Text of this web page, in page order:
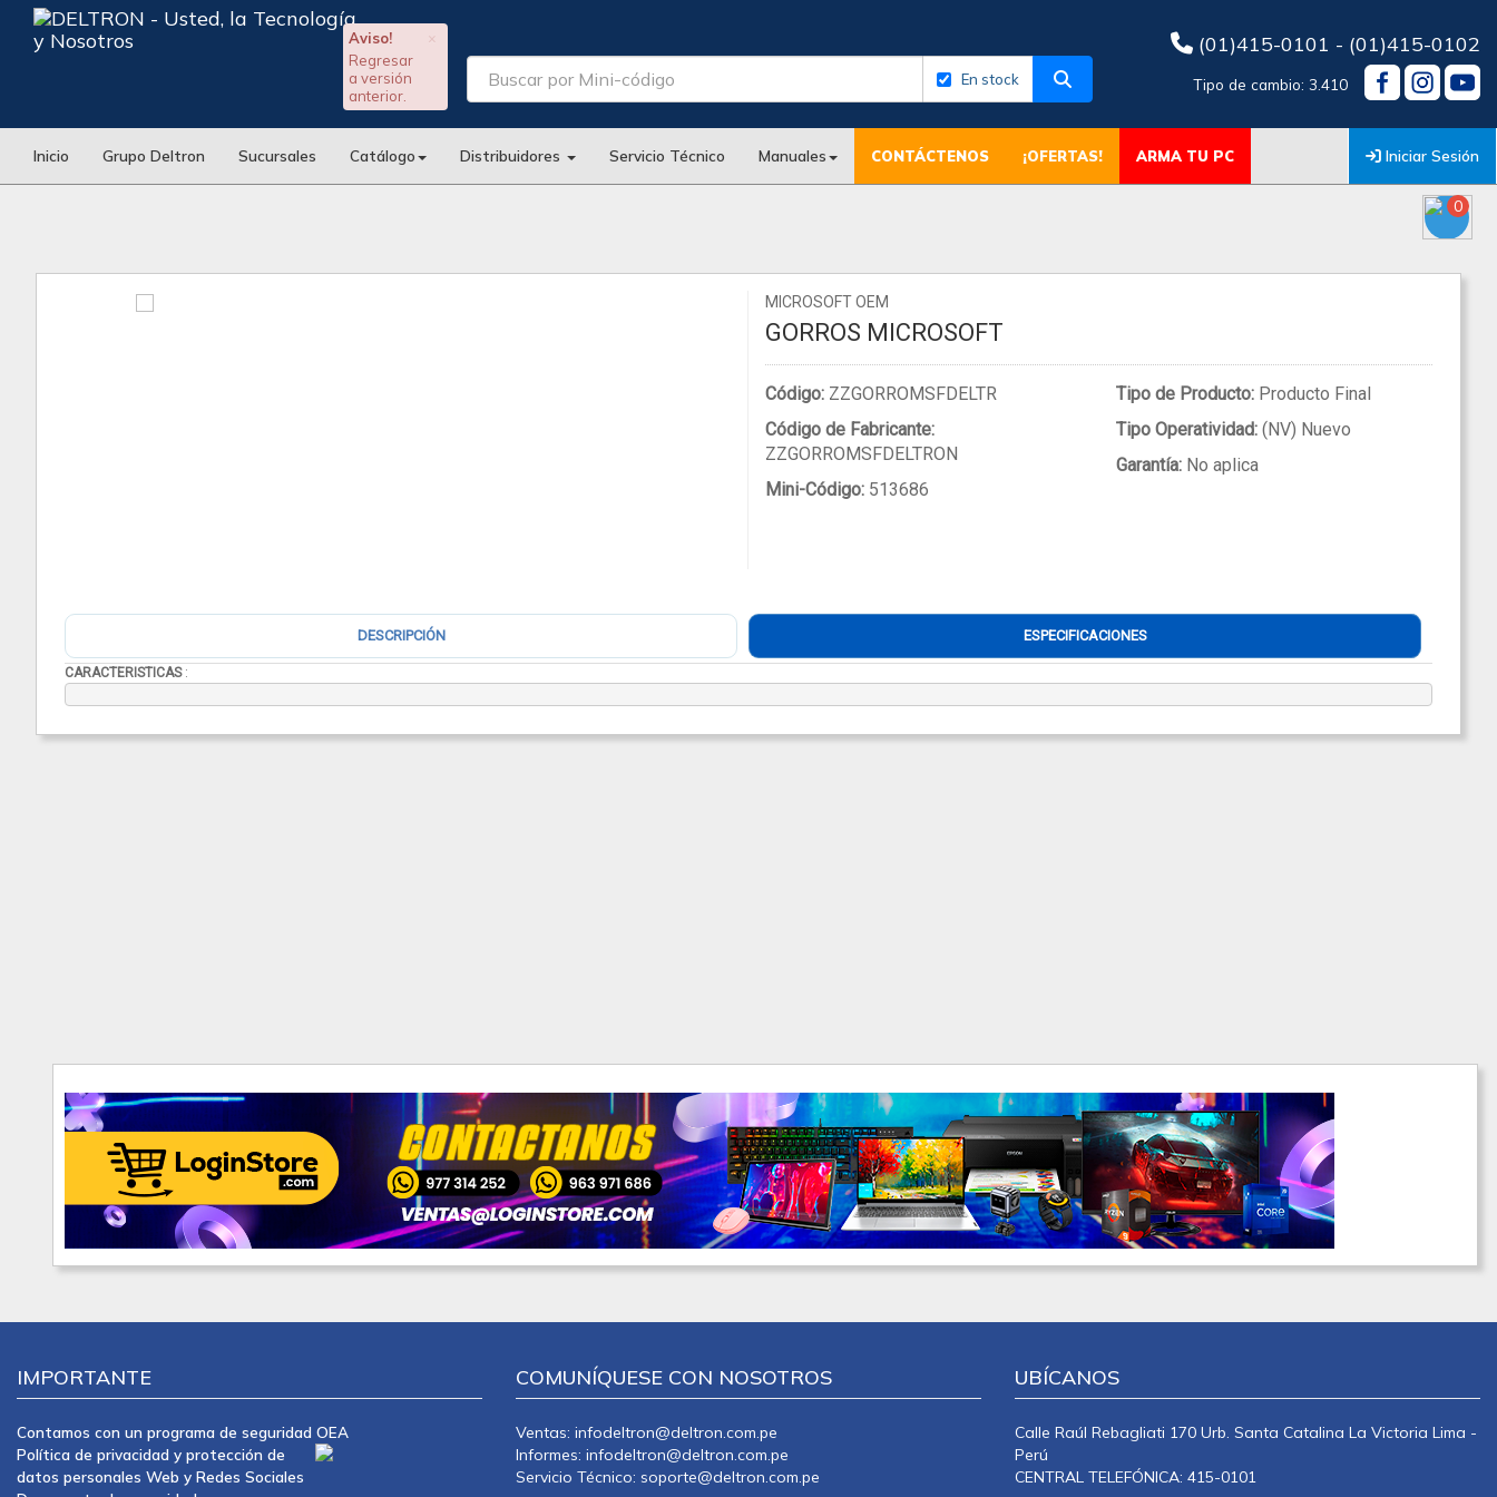
×
Aviso!
Regresar
a versión
anterior.
En stock
(01)415-0101 - (01)415-0102
Tipo de cambio: 3.410
Inicio Grupo Deltron Sucursales Catálogo Distribuidores Servicio Técnico Manuales CONTÁCTENOS ¡OFERTAS! ARMA TU PC Iniciar Sesión
0
MICROSOFT OEM
GORROS MICROSOFT
Código: ZZGORROMSFDELTR
Código de Fabricante:
ZZGORROMSFDELTRON
Mini-Código: 513686
Tipo de Producto:Producto Final
Tipo Operatividad:(NV) Nuevo
Garantía:No aplica
DESCRIPCIÓN ESPECIFICACIONES
CARACTERISTICAS:
IMPORTANTE
Contamos con un programa de seguridad OEA
Política de privacidad y protección de
datos personales Web y Redes Sociales
COMUNÍQUESE CON NOSOTROS
Ventas: infodeltron@deltron.com.pe
Informes: infodeltron@deltron.com.pe
Servicio Técnico: soporte@deltron.com.pe
UBÍCANOS
Calle Raúl Rebagliati 170 Urb. Santa Catalina La Victoria Lima -
Perú
CENTRAL TELEFÓNICA: 415-0101